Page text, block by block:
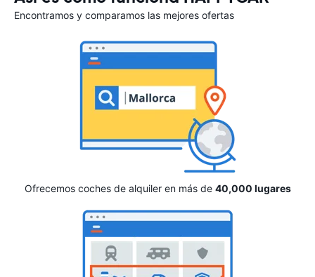
Encontramos y comparamos las mejores ofertas
Ofrecemos coches de alquiler en más de 40,000 lugares